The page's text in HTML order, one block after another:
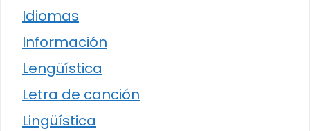
Idiomas
Información
Lengüística
Letra de canción
Lingüística